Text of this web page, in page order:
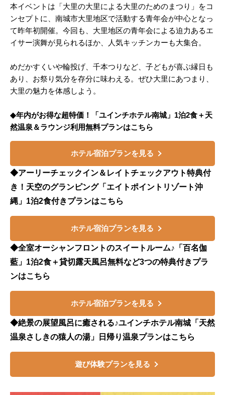
本イベントは「大里の大里による大里のためのまつり」をコ
ンセプトに、南城市大里地区で活動する青年会が中心となっ
て昨年初開催。今回も、大里地区の青年会による迫力あるエ
イサー演舞が見られるほか、人気キッチンカーも大集合。
めだかすくいや輪投げ、千本つりなど、子どもが喜ぶ縁日も
あり、お祭り気分を存分に味わえる。ぜひ大里にあつまり、
大里の魅力を体感しよう。
◆年内がお得な超特価！「ユインチホテル南城」1泊2食＋天
然温泉＆ラウンジ利用無料プランはこちら
ホテル宿泊プランを見る
◆アーリーチェックイン＆レイトチェックアウト特典付
き！天空のグランピング「エイトポイントリゾート沖
縄」1泊2食付きプランはこちら
ホテル宿泊プランを見る
◆全室オーシャンフロントのスイートルーム♪「百名伽
藍」1泊2食＋貸切露天風呂無料など3つの特典付きプラ
ンはこちら
ホテル宿泊プランを見る
◆絶景の展望風呂に癒される♪ユインチホテル南城「天然
温泉さしきの猿人の湯」日帰り温泉プランはこちら
遊び体験プランを見る